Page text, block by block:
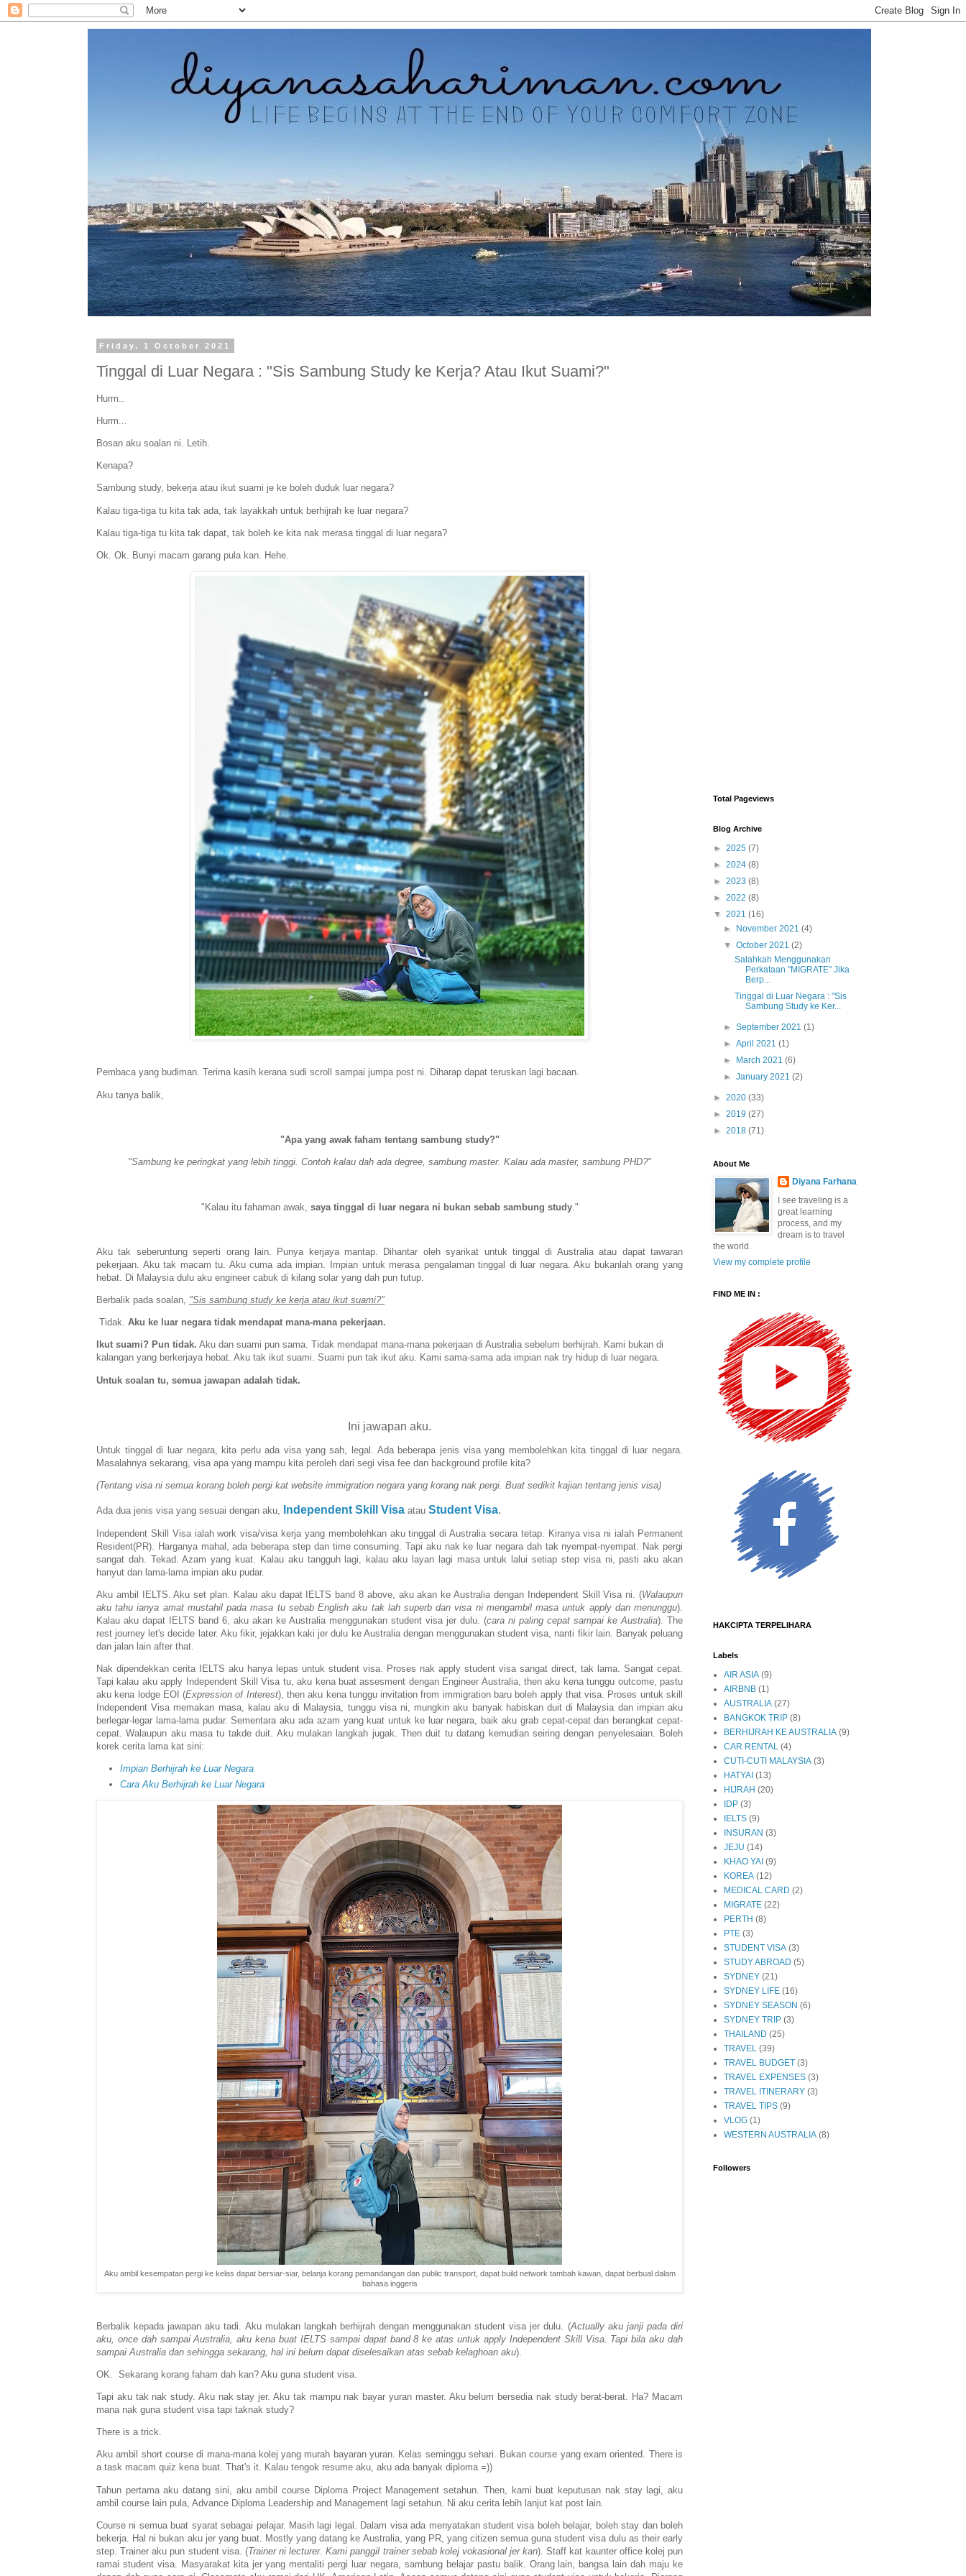
Friday, 1 October 2021
Tinggal di Luar Negara : "Sis Sambung Study ke Kerja? Atau Ikut Suami?"
Hurm..
Hurm...
Bosan aku soalan ni. Letih.
Kenapa?
Sambung study, bekerja atau ikut suami je ke boleh duduk luar negara?
Kalau tiga-tiga tu kita tak ada, tak layakkah untuk berhijrah ke luar negara?
Kalau tiga-tiga tu kita tak dapat, tak boleh ke kita nak merasa tinggal di luar negara?
Ok. Ok. Bunyi macam garang pula kan. Hehe.
Pembaca yang budiman. Terima kasih kerana sudi scroll sampai jumpa post ni. Diharap dapat teruskan lagi bacaan.
Aku tanya balik,
"Apa yang awak faham tentang sambung study?"
"Sambung ke peringkat yang lebih tinggi. Contoh kalau dah ada degree, sambung master. Kalau ada master, sambung PHD?"
"Kalau itu fahaman awak, saya tinggal di luar negara ni bukan sebab sambung study."
Aku tak seberuntung seperti orang lain. Punya kerjaya mantap. Dihantar oleh syarikat untuk tinggal di Australia atau dapat tawaran
pekerjaan. Aku tak macam tu. Aku cuma ada impian. Impian untuk merasa pengalaman tinggal di luar negara. Aku bukanlah orang yang
hebat. Di Malaysia dulu aku engineer cabuk di kilang solar yang dah pun tutup.
Berbalik pada soalan, "Sis sambung study ke kerja atau ikut suami?"
Tidak. Aku ke luar negara tidak mendapat mana-mana pekerjaan.
Ikut suami? Pun tidak. Aku dan suami pun sama. Tidak mendapat mana-mana pekerjaan di Australia sebelum berhijrah. Kami bukan di
kalangan yang berkerjaya hebat. Aku tak ikut suami. Suami pun tak ikut aku. Kami sama-sama ada impian nak try hidup di luar negara.
Untuk soalan tu, semua jawapan adalah tidak.
Ini jawapan aku.
Untuk tinggal di luar negara, kita perlu ada visa yang sah, legal. Ada beberapa jenis visa yang membolehkan kita tinggal di luar negara.
Masalahnya sekarang, visa apa yang mampu kita peroleh dari segi visa fee dan background profile kita?
(Tentang visa ni semua korang boleh pergi kat website immigration negara yang korang nak pergi. Buat sedikit kajian tentang jenis visa)
Ada dua jenis visa yang sesuai dengan aku, Independent Skill Visa atau Student Visa.
Independent Skill Visa ialah work visa/visa kerja yang membolehkan aku tinggal di Australia secara tetap. Kiranya visa ni ialah Permanent
Resident(PR). Harganya mahal, ada beberapa step dan time consuming. Tapi aku nak ke luar negara dah tak nyempat-nyempat. Nak pergi
sangat dah. Tekad. Azam yang kuat. Kalau aku tangguh lagi, kalau aku layan lagi masa untuk lalui setiap step visa ni, pasti aku akan
hanyut dan lama-lama impian aku pudar.
Aku ambil IELTS. Aku set plan. Kalau aku dapat IELTS band 8 above, aku akan ke Australia dengan Independent Skill Visa ni. (Walaupun
aku tahu ianya amat mustahil pada masa tu sebab English aku tak lah superb dan visa ni mengambil masa untuk apply dan menunggu).
Kalau aku dapat IELTS band 6, aku akan ke Australia menggunakan student visa jer dulu. (cara ni paling cepat sampai ke Australia). The
rest journey let's decide later. Aku fikir, jejakkan kaki jer dulu ke Australia dengan menggunakan student visa, nanti fikir lain. Banyak peluang
dan jalan lain after that.
Nak dipendekkan cerita IELTS aku hanya lepas untuk student visa. Proses nak apply student visa sangat direct, tak lama. Sangat cepat.
Tapi kalau aku apply Independent Skill Visa tu, aku kena buat assesment dengan Engineer Australia, then aku kena tunggu outcome, pastu
aku kena lodge EOI (Expression of Interest), then aku kena tunggu invitation from immigration baru boleh apply that visa. Proses untuk skill
Independent Visa memakan masa, kalau aku di Malaysia, tunggu visa ni, mungkin aku banyak habiskan duit di Malaysia dan impian aku
berlegar-legar lama-lama pudar. Sementara aku ada azam yang kuat untuk ke luar negara, baik aku grab cepat-cepat dan berangkat cepat-
cepat. Walaupun aku masa tu takde duit. Aku mulakan langkah jugak. Then duit tu datang kemudian seiring dengan penyelesaian. Boleh
korek cerita lama kat sini:
Impian Berhijrah ke Luar Negara
Cara Aku Berhijrah ke Luar Negara
Aku ambil kesempatan pergi ke kelas dapat bersiar-siar, belanja korang pemandangan dan public transport, dapat build network tambah kawan, dapat berbual dalam
bahasa inggeris
Berbalik kepada jawapan aku tadi. Aku mulakan langkah berhijrah dengan menggunakan student visa jer dulu. (Actually aku janji pada diri
aku, once dah sampai Australia, aku kena buat IELTS sampai dapat band 8 ke atas untuk apply Independent Skill Visa. Tapi bila aku dah
sampai Australia dan sehingga sekarang, hal ini belum dapat diselesaikan atas sebab kelaghoan aku).
OK. Sekarang korang faham dah kan? Aku guna student visa.
Tapi aku tak nak study. Aku nak stay jer. Aku tak mampu nak bayar yuran master. Aku belum bersedia nak study berat-berat. Ha? Macam
mana nak guna student visa tapi taknak study?
There is a trick.
Aku ambil short course di mana-mana kolej yang murah bayaran yuran. Kelas seminggu sehari. Bukan course yang exam oriented. There is
a task macam quiz kena buat. That's it. Kalau tengok resume aku, aku ada banyak diploma =))
Tahun pertama aku datang sini, aku ambil course Diploma Project Management setahun. Then, kami buat keputusan nak stay lagi, aku
ambil course lain pula, Advance Diploma Leadership and Management lagi setahun. Ni aku cerita lebih lanjut kat post lain.
Course ni semua buat syarat sebagai pelajar. Masih lagi legal. Dalam visa ada menyatakan student visa boleh belajar, boleh stay dan boleh
bekerja. Hal ni bukan aku jer yang buat. Mostly yang datang ke Australia, yang PR, yang citizen semua guna student visa dulu as their early
step. Trainer aku pun student visa. (Trainer ni lecturer. Kami panggil trainer sebab kolej vokasional jer kan). Staff kat kaunter office kolej pun
ramai student visa. Masyarakat kita jer yang mentaliti pergi luar negara, sambung belajar pastu balik. Orang lain, bangsa lain dah maju ke
Total Pageviews
Blog Archive
► 2025 (7)
► 2024 (8)
► 2023 (8)
► 2022 (8)
▼ 2021 (16)
►
November 2021(4)
▼October 2021(2)
Salahkah Menggunakan
Perkataan "MIGRATE" Jika
Berp...
Tinggal di Luar Negara : "Sis
Sambung Study ke Ker...
►September 2021(1)
►April 2021(1)
►
March 2021(6)
►January 2021(2)
► 2020 (33)
► 2019 (27)
► 2018 (71)
About Me
Diyana Farhana
I see traveling is a
great learning
process, and my
dream is to travel
the world.
View my complete profile
FIND ME IN :
HAKCIPTA TERPELIHARA
Labels
AIR ASIA (9)
AIRBNB (1)
AUSTRALIA (27)
BANGKOK TRIP (8)
BERHIJRAH KE AUSTRALIA (9)
CAR RENTAL (4)
CUTI-CUTI MALAYSIA (3)
HATYAI (13)
HIJRAH (20)
IDP (3)
IELTS (9)
INSURAN (3)
JEJU (14)
KHAO YAI (9)
KOREA (12)
MEDICAL CARD (2)
MIGRATE (22)
PERTH (8)
PTE (3)
STUDENT VISA (3)
STUDY ABROAD (5)
SYDNEY (21)
SYDNEY LIFE (16)
SYDNEY SEASON (6)
SYDNEY TRIP (3)
THAILAND (25)
TRAVEL (39)
TRAVEL BUDGET (3)
TRAVEL EXPENSES (3)
TRAVEL ITINERARY (3)
TRAVEL TIPS (9)
VLOG (1)
WESTERN AUSTRALIA (8)
Followers